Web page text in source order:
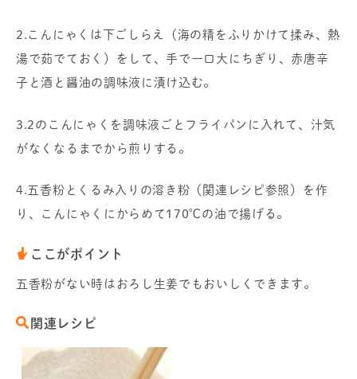
2.こんにゃくは下ごしらえ（海の精をふりかけて揉み、熱
湯で茹でておく）をして、手で一口大にちぎり、赤唐辛
子と酒と醤油の調味液に漬け込む。
3.2のこんにゃくを調味液ごとフライパンに入れて、汁気
がなくなるまでから煎りする。
4.五香粉とくるみ入りの溶き粉（関連レシピ参照）を作
り、こんにゃくにからめて170℃の油で揚げる。
ここがポイント
五香粉がない時はおろし生姜でもおいしくできます。
関連レシピ